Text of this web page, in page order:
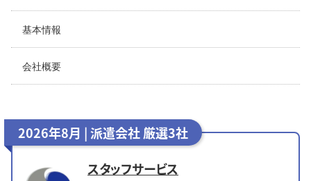
基本情報
会社概要
2026年8月 | 派遣会社 厳選3社
スタッフサービス